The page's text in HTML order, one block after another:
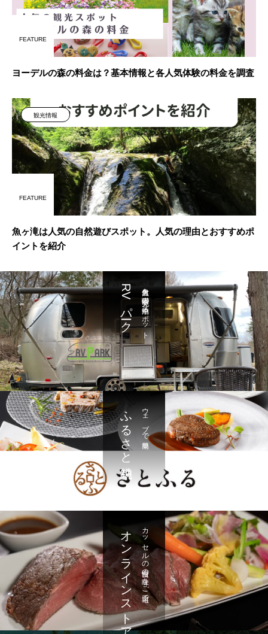
FEATURE
ヨーデルの森の料金は？基本情報と各人気体験の料金を調査
観光情報
FEATURE
魚ヶ滝は人気の自然遊びスポット。人気の理由とおすすめポ
イントを紹介
大自然を満喫 充実の車中泊スポット
RVパーク
ウェブで簡単
ふるさと納税
カッセルの自慢の味をご自宅で
オンラインストア